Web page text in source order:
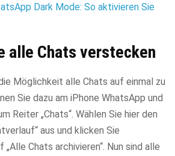
Dark Mode: So aktivieren Sie
alle Chats verstecken
Möglichkeit alle Chats auf einmal zu
Sie dazu am iPhone WhatsApp und
Reiter „Chats“. Wählen Sie hier den
aus und klicken Sie
„Alle Chats archivieren“. Nun sind alle